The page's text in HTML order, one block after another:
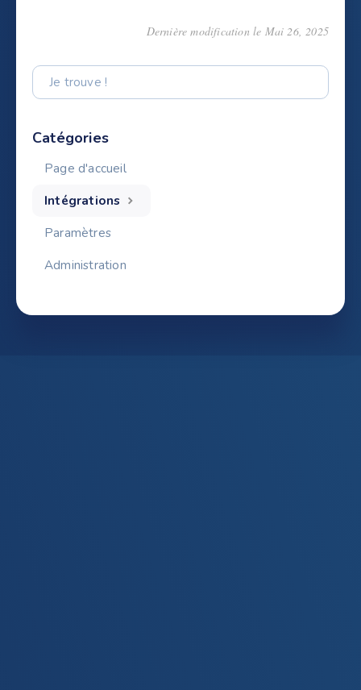
Dernière modification le Mai 26, 2025
Catégories
Page d'accueil
Intégrations
Paramètres
Administration